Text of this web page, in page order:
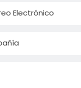
Electrónico